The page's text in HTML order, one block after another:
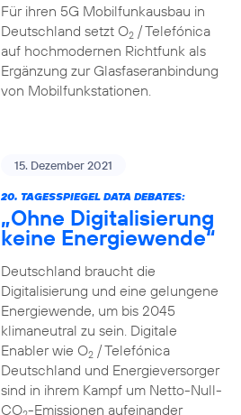
Für ihren 5G Mobilfunkausbau in
Deutschland setzt O2/ Telefónica
auf hochmodernen Richtfunk als
Ergänzung zur Glasfaseranbindung
von Mobilfunkstationen.
15. Dezember 2021
20. TAGESSPIEGEL DATA DEBATES:
„Ohne Digitalisierung
keine Energiewende“
Deutschland braucht die
Digitalisierung und eine gelungene
Energiewende, um bis 2045
klimaneutral zu sein. Digitale
Enabler wie O2/ Telefónica
Deutschland und Energieversorger
sind in ihrem Kampf um Netto-Null-
CO -Emissionen aufeinander